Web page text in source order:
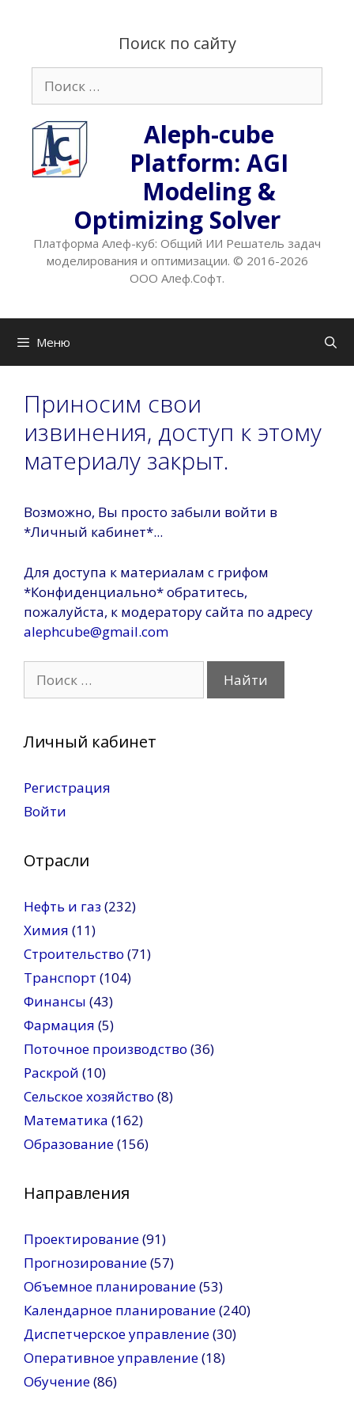
Поиск по сайту
Aleph-cube
Platform: AGI
Modeling &
Optimizing Solver
Платформа Алеф-куб: Общий ИИ Решатель задач
моделирования и оптимизации. © 2016-2026
ООО Алеф.Софт.
Меню
Приносим свои
извинения, доступ к этому
материалу закрыт.
Возможно, Вы просто забыли войти в
*Личный кабинет*...
Для доступа к материалам с грифом
*Конфиденциально* обратитесь,
пожалуйста, к модератору сайта по адресу
alephcube@gmail.com
Личный кабинет
Регистрация
Войти
Отрасли
Нефть и газ (232)
Химия (11)
Строительство (71)
Транспорт (104)
Финансы (43)
Фармация (5)
Поточное производство (36)
Раскрой (10)
Сельское хозяйство (8)
Математика (162)
Образование(156)
Направления
Проектирование(91)
Прогнозирование(57)
Объемное планирование(53)
Календарное планирование(240)
Диспетчерское управление(30)
Оперативное управление(18)
Обучение(86)